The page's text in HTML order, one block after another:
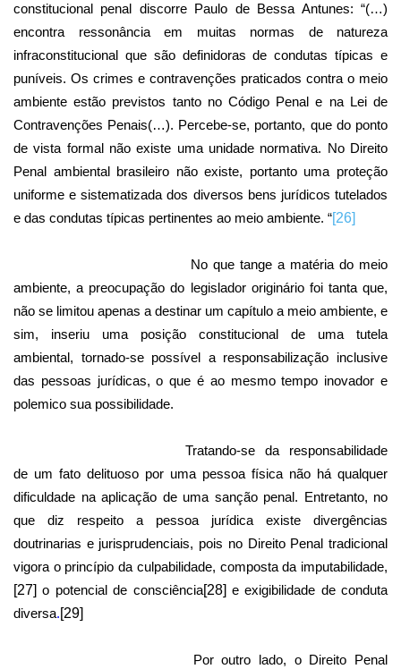
constitucional penal discorre Paulo de Bessa Antunes: “(…)
encontra ressonância em muitas normas de natureza
infraconstitucional que são definidoras de condutas típicas e
puníveis. Os crimes e contravenções praticados contra o meio
ambiente estão previstos tanto no Código Penal e na Lei de
Contravenções Penais(…). Percebe-se, portanto, que do ponto
de vista formal não existe uma unidade normativa. No Direito
Penal ambiental brasileiro não existe, portanto uma proteção
uniforme e sistematizada dos diversos bens jurídicos tutelados
e das condutas típicas pertinentes ao meio ambiente. “[26]
No que tange a matéria do meio
ambiente, a preocupação do legislador originário foi tanta que,
não se limitou apenas a destinar um capítulo a meio ambiente, e
sim, inseriu uma posição constitucional de uma tutela
ambiental, tornado-se possível a responsabilização inclusive
das pessoas jurídicas, o que é ao mesmo tempo inovador e
polemico sua possibilidade.
Tratando-se da responsabilidade
de um fato delituoso por uma pessoa física não há qualquer
dificuldade na aplicação de uma sanção penal. Entretanto, no
que diz respeito a pessoa jurídica existe divergências
doutrinarias e jurisprudenciais, pois no Direito Penal tradicional
vigora o princípio da culpabilidade, composta da imputabilidade,
[27] o potencial de consciência[28] e exigibilidade de conduta
diversa.[29]
Por outro lado, o Direito Penal